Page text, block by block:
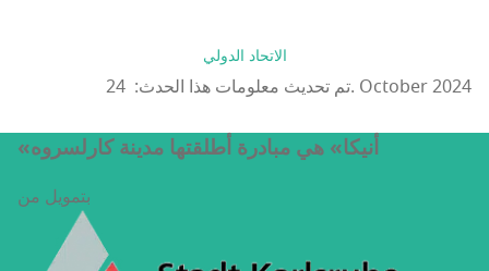
الاتحاد الدولي
تم تحديث معلومات هذا الحدث: 24. October 2024
«أنيكا» هي مبادرة أطلقتها مدينة كارلسروه
بتمويل من